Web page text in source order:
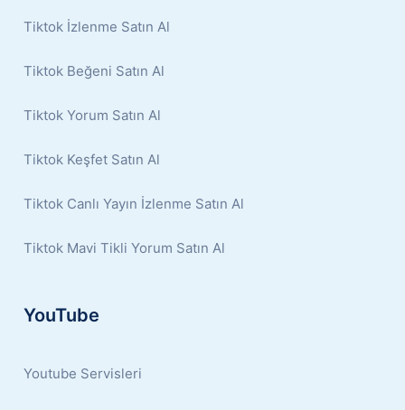
Tiktok İzlenme Satın Al
Tiktok Beğeni Satın Al
Tiktok Yorum Satın Al
Tiktok Keşfet Satın Al
Tiktok Canlı Yayın İzlenme Satın Al
Tiktok Mavi Tikli Yorum Satın Al
YouTube
Youtube Servisleri